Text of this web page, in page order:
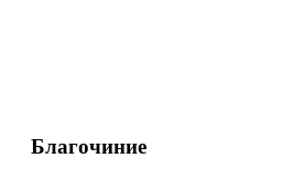
Благочиние